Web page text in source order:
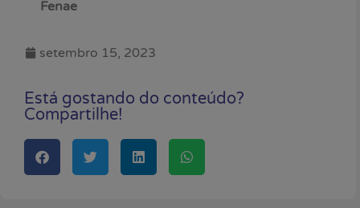
Fenae
setembro 15, 2023
Está gostando do conteúdo?
Compartilhe!